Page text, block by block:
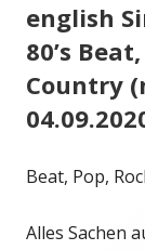
english
80’s
Country
Beat, Pop,
Alles Sachen